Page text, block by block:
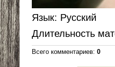
Язык: Русский
Длительность
Всего комментариев: 0